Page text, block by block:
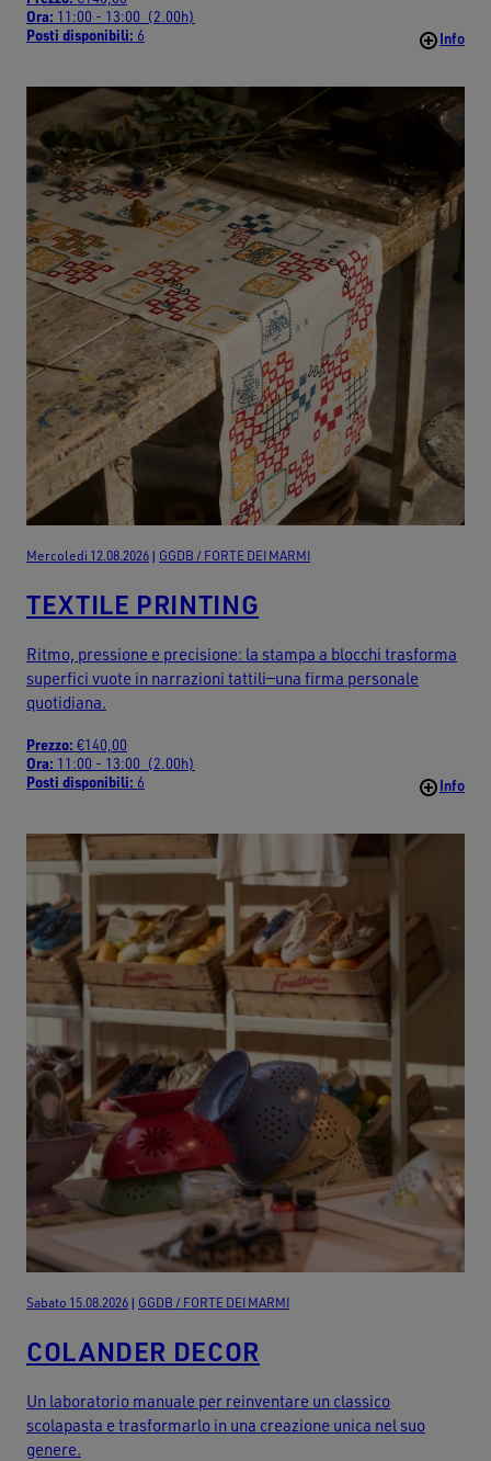
Ora: 11:00 - 13:00 (2.00h)
Posti disponibili: 6 Info
Mercoledi 12.08.2026 | GGDB / FORTE DEI MARMI
TEXTILE PRINTING
Ritmo, pressione e precisione: la stampa a blocchi trasforma
superfici vuote in narrazioni tattili—una firma personale
quotidiana.
Prezzo: €140,00
Ora: 11:00 - 13:00 (2.00h)
Posti disponibili: 6 Info
Sabato 15.08.2026 | GGDB / FORTE DEI MARMI
COLANDER DECOR
Un laboratorio manuale per reinventare un classico
scolapasta e trasformarlo in una creazione unica nel suo
genere.